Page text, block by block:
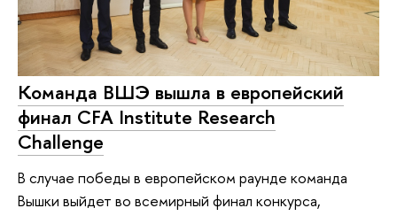
Команда ВШЭ вышла в европейский
финал CFA Institute Research
Challenge
В случае победы в европейском раунде команда
Вышки выйдет во всемирный финал конкурса,